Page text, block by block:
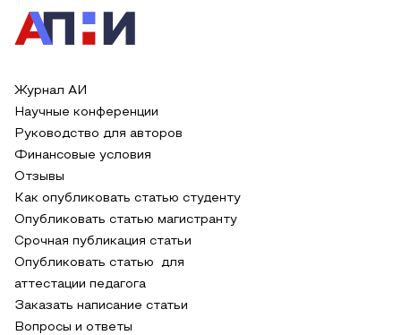
Журнал АИ
Научные конференции
Руководство для авторов
Финансовые условия
Отзывы
Как опубликовать статью студенту
Опубликовать статью магистранту
Срочная публикация статьи
Опубликовать статью для
аттестации педагога
Заказать написание статьи
Вопросы и ответы